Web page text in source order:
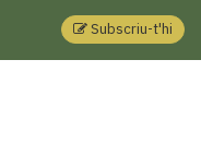
Subscriu-t'hi